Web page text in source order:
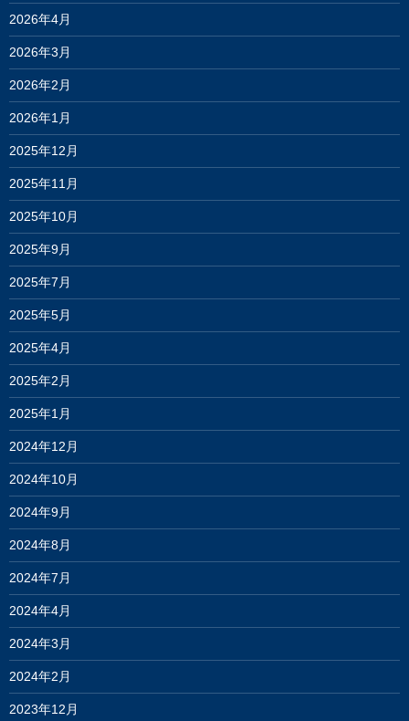
2026年4月
2026年3月
2026年2月
2026年1月
2025年12月
2025年11月
2025年10月
2025年9月
2025年7月
2025年5月
2025年4月
2025年2月
2025年1月
2024年12月
2024年10月
2024年9月
2024年8月
2024年7月
2024年4月
2024年3月
2024年2月
2023年12月